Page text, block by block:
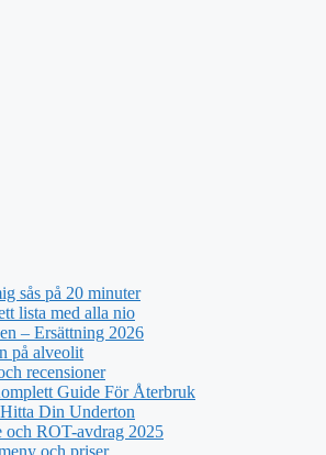
sås på 20 minuter
lista med alla nio
– Ersättning 2026
på alveolit
recensioner
Guide För Återbruk
Din Underton
ROT-avdrag 2025
och priser